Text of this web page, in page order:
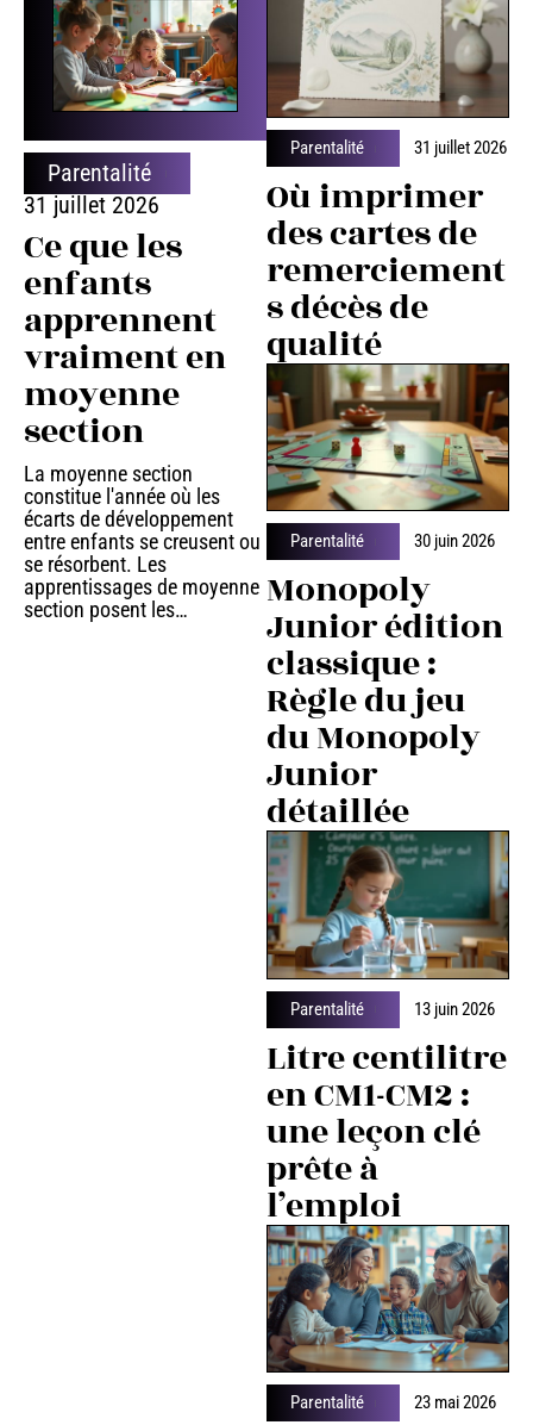
Parentalité
31 juillet 2026
Ce que les
enfants
apprennent
vraiment en
moyenne
section
La moyenne section
constitue l'année où les
écarts de développement
entre enfants se creusent ou
se résorbent. Les
apprentissages de moyenne
section posent les…
Parentalité 31 juillet 2026
Où imprimer
des cartes de
remerciement
s décès de
qualité
Parentalité 30 juin 2026
Monopoly
Junior édition
classique :
Règle du jeu
du Monopoly
Junior
détaillée
Parentalité 13 juin 2026
Litre centilitre
en CM1-CM2 :
une leçon clé
prête à
l’emploi
Parentalité 23 mai 2026